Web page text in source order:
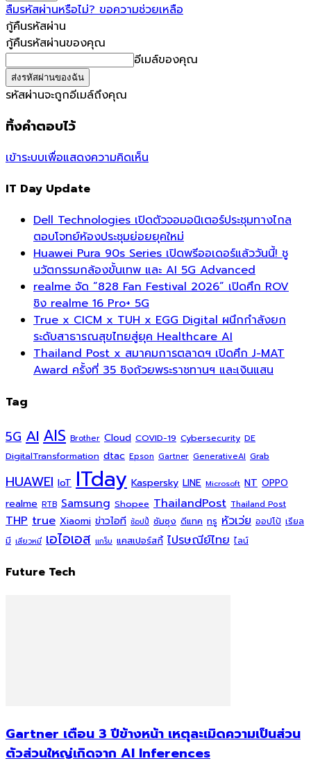
ลืมรหัสผ่านหรือไม่? ขอความช่วยเหลือ
กู้คืนรหัสผ่าน
กู้คืนรหัสผ่านของคุณ
อีเมล์ของคุณ
รหัสผ่านจะถูกอีเมล์ถึงคุณ
ทิ้งคำตอบไว้
เข้าระบบเพื่อแสดงความคิดเห็น
IT Day Update
Dell Technologies เปิดตัวจอมอนิเตอร์ประชุมทางไกล
ตอบโจทย์ห้องประชุมย่อยยุคใหม่
Huawei Pura 90s Series เปิดพรีออเดอร์แล้ววันนี้! ชู
นวัตกรรมกล้องขั้นเทพ และ AI 5G Advanced
realme จัด “828 Fan Festival 2026” เปิดศึก ROV
ชิง realme 16 Pro+ 5G
True x CICM x TUH x EGG Digital ผนึกกำลังยก
ระดับสาธารณสุขไทยสู่ยุค Healthcare AI
Thailand Post x สมาคมการตลาดฯ เปิดศึก J-MAT
Award ครั้งที่ 35 ชิงถ้วยพระราชทานฯ และเงินแสน
Tag
5G AI AIS Brother Cloud COVID-19 Cybersecurity DE
DigitalTransformation dtac Epson Gartner GenerativeAI Grab
HUAWEI IoT ITday Kaspersky LINE Microsoft NT OPPO
realme RTB Samsung Shopee ThailandPost Thailand Post
THP true Xiaomi ข่าวไอที ช้อปปี้ ซัมซุง ดีแทค ทรู หัวเว่ย ออปโป้ เรียล
มี เสียวหมี่ เอไอเอส แกร็บ แคสเปอร์สกี้ ไปรษณีย์ไทย ไลน์
Future Tech
Gartner เตือน 3 ปีข้างหน้า เหตุละเมิดความเป็นส่วน
ตัวส่วนใหญ่เกิดจาก AI Inferences